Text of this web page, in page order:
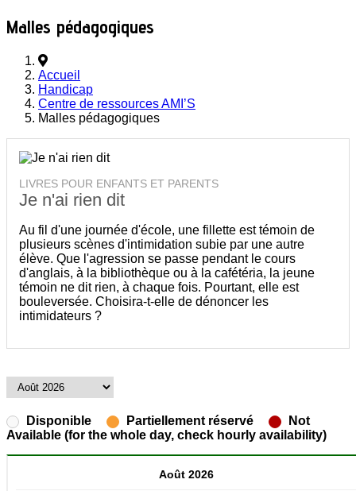
Malles pédagogiques
Accueil
Handicap
Centre de ressources AMI’S
Malles pédagogiques
LIVRES POUR ENFANTS ET PARENTS
Je n'ai rien dit
Au fil d'une journée d'école, une fillette est témoin de
plusieurs scènes d'intimidation subie par une autre
élève. Que l'agression se passe pendant le cours
d'anglais, à la bibliothèque ou à la cafétéria, la jeune
témoin ne dit rien, à chaque fois. Pourtant, elle est
bouleversée. Choisira-t-elle de dénoncer les
intimidateurs ?
Disponible Partiellement réservé
Not
Available (for the whole day, check hourly availability)
Août 2026